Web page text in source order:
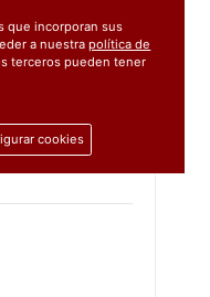
que incorporan sus
a nuestrapolítica de
terceros pueden tener
cookies